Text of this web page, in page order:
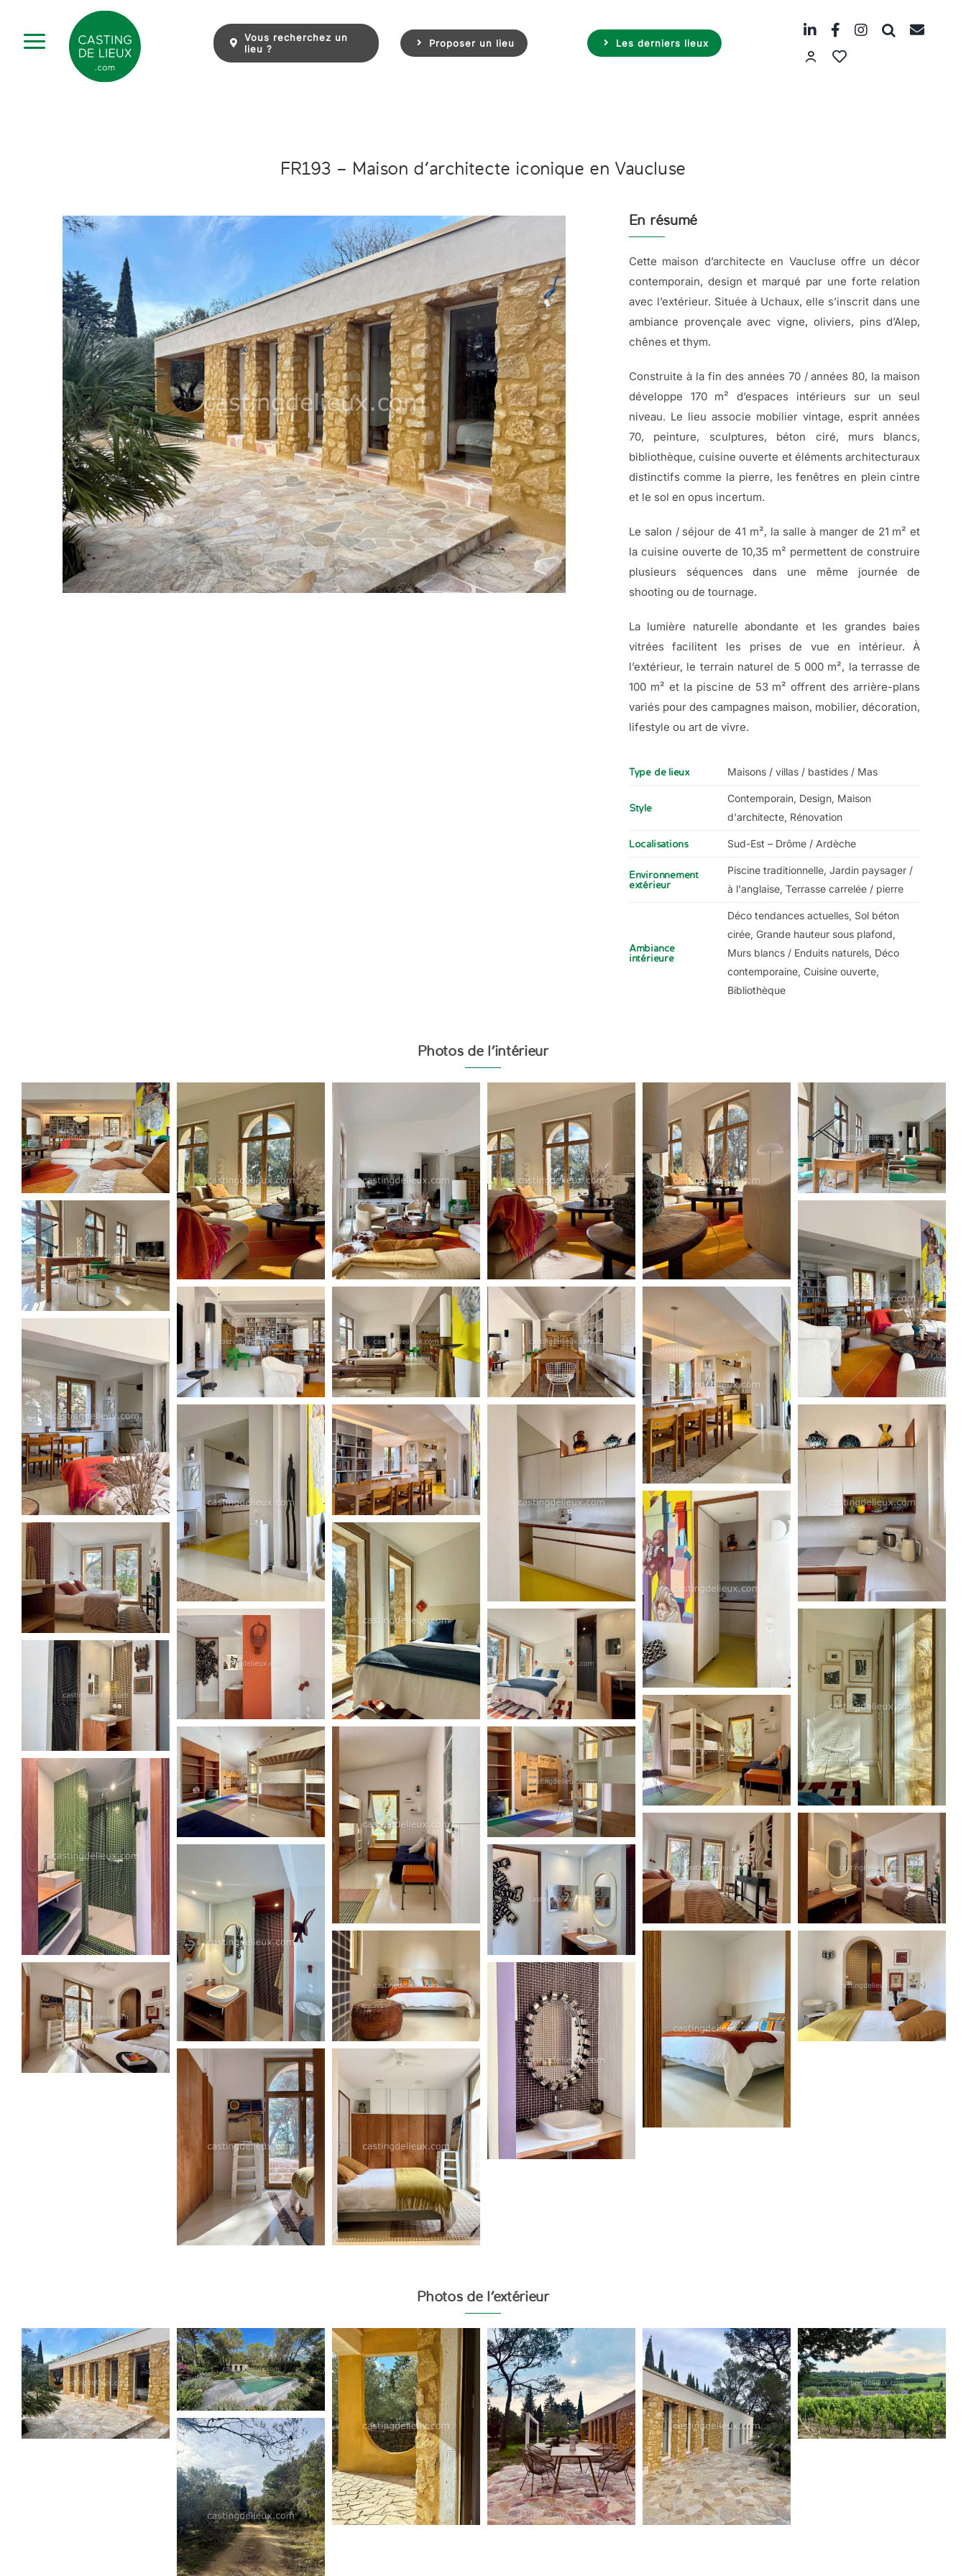
content
Vous recherchez un
lieu ?
Proposer un lieu Les derniers lieux
FR193 – Maison d’architecte iconique en Vaucluse
En résumé
Cette maison d’architecte en Vaucluse offre un décor
contemporain, design et marqué par une forte relation
avec l’extérieur. Située à Uchaux, elle s’inscrit dans une
ambiance provençale avec vigne, oliviers, pins d’Alep,
chênes et thym.
Construite à la fin des années 70 / années 80, la maison
développe 170 m² d’espaces intérieurs sur un seul
niveau. Le lieu associe mobilier vintage, esprit années
70, peinture, sculptures, béton ciré, murs blancs,
bibliothèque, cuisine ouverte et éléments architecturaux
distinctifs comme la pierre, les fenêtres en plein cintre
et le sol en opus incertum.
Le salon / séjour de 41 m², la salle à manger de 21 m² et
la cuisine ouverte de 10,35 m² permettent de construire
plusieurs séquences dans une même journée de
shooting ou de tournage.
La lumière naturelle abondante et les grandes baies
vitrées facilitent les prises de vue en intérieur. À
l’extérieur, le terrain naturel de 5 000 m², la terrasse de
100 m² et la piscine de 53 m² offrent des arrière-plans
variés pour des campagnes maison, mobilier, décoration,
lifestyle ou art de vivre.
Type de lieux Maisons / villas / bastides / Mas
Style
Contemporain, Design, Maison
d'architecte, Rénovation
Localisations Sud-Est – Drôme / Ardèche
Environnement
extérieur
Piscine traditionnelle, Jardin paysager /
à l'anglaise, Terrasse carrelée / pierre
Ambiance
intérieure
Déco tendances actuelles, Sol béton
cirée, Grande hauteur sous plafond,
Murs blancs / Enduits naturels, Déco
contemporaine, Cuisine ouverte,
Bibliothèque
Photos de l’intérieur
Photos de l’extérieur